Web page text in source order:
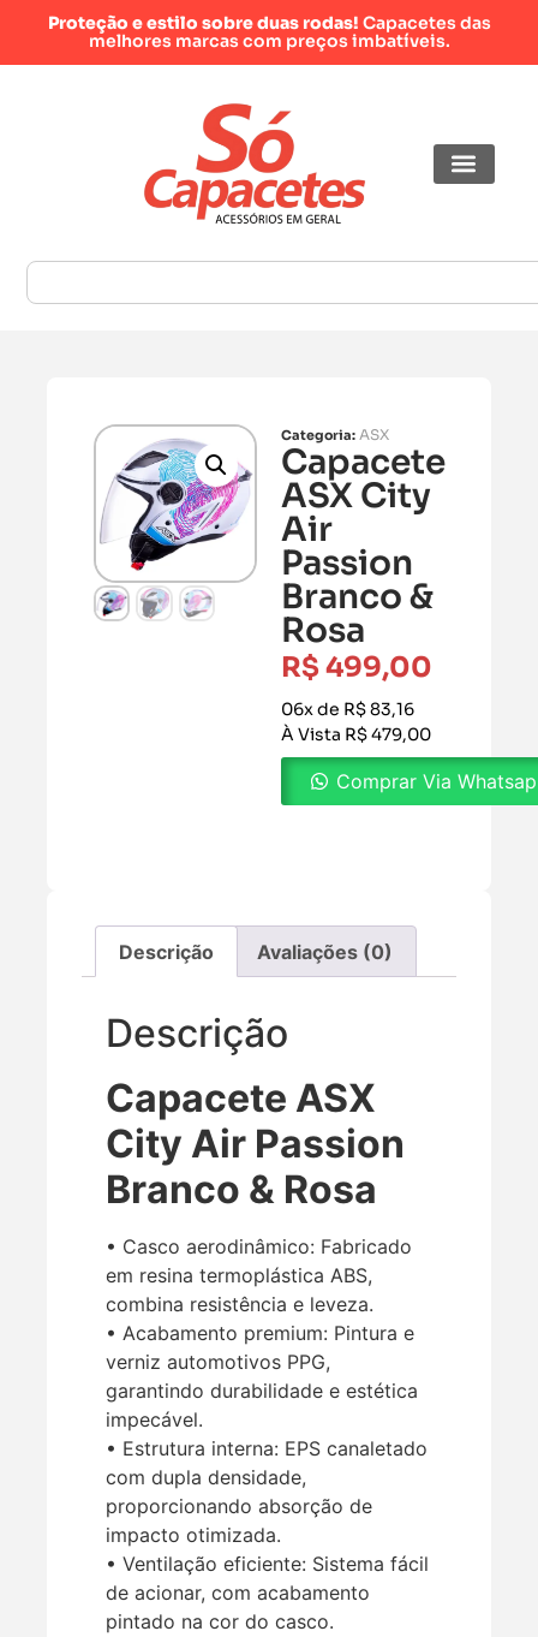
Proteção e estilo sobre duas rodas! Capacetes das
melhores marcas com preços imbatíveis.
Categoria: ASX
Capacete
ASX City
Air
Passion
Branco &
Rosa
R$499,00
06x de R$ 83,16
À Vista R$ 479,00
Comprar Via
Descrição Avaliações (0)
Descrição
Capacete ASX
City Air Passion
Branco & Rosa
• Casco aerodinâmico: Fabricado
em resina termoplástica ABS,
combina resistência e leveza.
• Acabamento premium: Pintura e
verniz automotivos PPG,
garantindo durabilidade e estética
impecável.
• Estrutura interna: EPS canaletado
com dupla densidade,
proporcionando absorção de
impacto otimizada.
• Ventilação eficiente: Sistema fácil
de acionar, com acabamento
pintado na cor do casco.